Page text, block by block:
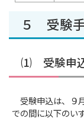
５ 受験
⑴ 受験申
受験申込は、９
での間に以下のい